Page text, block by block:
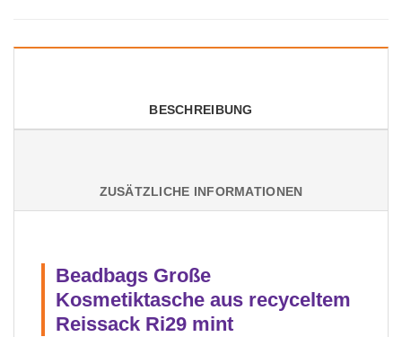
BESCHREIBUNG
ZUSÄTZLICHE INFORMATIONEN
Beadbags Große
Kosmetiktasche aus recyceltem
Reissack Ri29 mint